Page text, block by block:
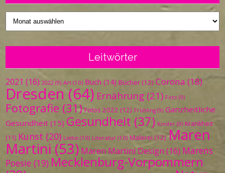
Vergangenes
Leitwörter
2021 (16) 2022 (9) Art (10) Buch (14) Bücher (12) Corona (18)
Dresden (64) Ernährung (21) Foto (9)
Fotografie (31) Fotos 2022 (12) Frühling (9) Ganzheitliche
Gesundheit (15) Gesundheit (37) Kinder (9) Krankheit
(11) Kunst (20) Liebe (10) Literatur (10) Malerei (12) Maren
Martini (53) Maren Martini Design (16) Marens
Poesie (19) Mecklenburg-Vorpommern